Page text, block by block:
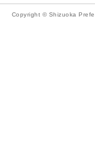
Copyright © Shizuoka